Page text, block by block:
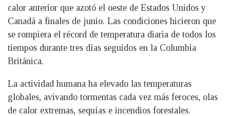
calor anterior que azotó el oeste de Estados Unidos y
Canadá a finales de junio. Las condiciones hicieron que
se rompiera el récord de temperatura diaria de todos los
tiempos durante tres días seguidos en la Columbia
Británica.
La actividad humana ha elevado las temperaturas
globales, avivando tormentas cada vez más feroces, olas
de calor extremas, sequías e incendios forestales.